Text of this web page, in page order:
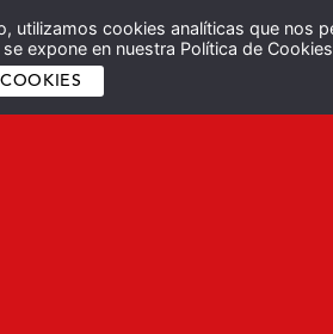
utilizamos cookies analíticas que nos
expone en nuestra Política de